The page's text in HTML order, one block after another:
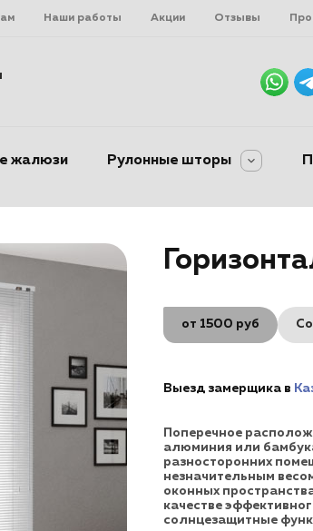
Наши работы Акции Отзывы
жалюзи Рулонные шторы
от 1500 руб
Выезд замерщика в
Поперечное
алюминия или
разносторонних
незначительным
оконных
качестве
солнцезащитные